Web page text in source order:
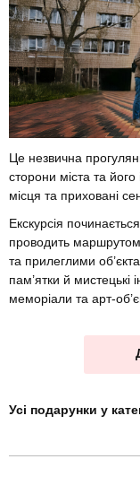
Це незвична
сторони міста та його
місця та приховані
Екскурсія
проводить маршрутом
та прилеглими
пам’ятки й мистецькі
меморіали та арт-
Усі подарунки у